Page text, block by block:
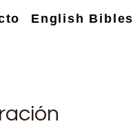
English Bibles